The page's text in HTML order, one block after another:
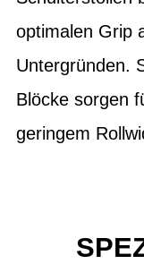
optimalen Grip
Untergründen.
Blöcke sorgen
geringem